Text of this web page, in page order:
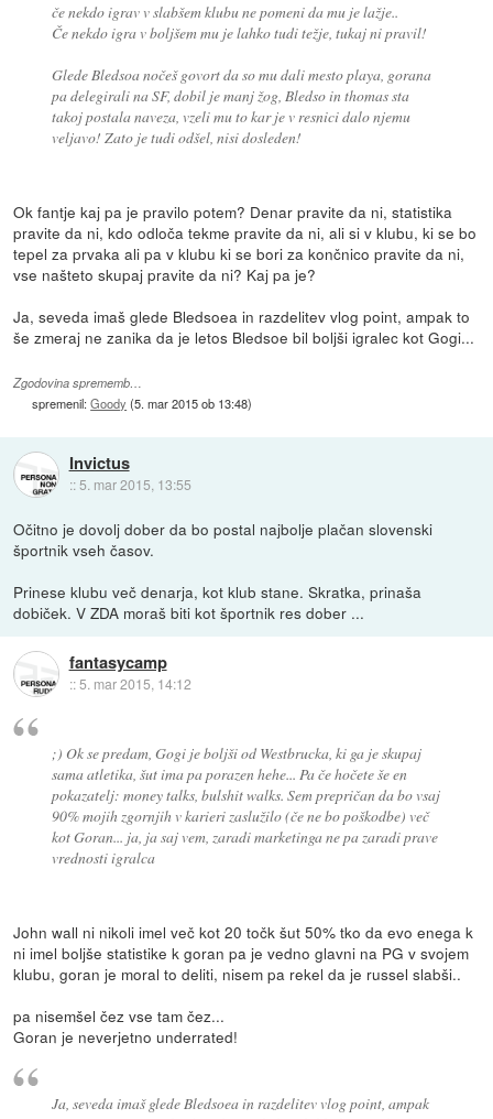
če nekdo igrav v slabšem klubu ne pomeni da mu je lažje..
Če nekdo igra v boljšem mu je lahko tudi težje, tukaj ni pravil!
Glede Bledsoa nočeš govort da so mu dali mesto playa, gorana
pa delegirali na SF, dobil je manj žog, Bledso in thomas sta
takoj postala naveza, vzeli mu to kar je v resnici dalo njemu
veljavo! Zato je tudi odšel, nisi dosleden!
Ok fantje kaj pa je pravilo potem? Denar pravite da ni, statistika
pravite da ni, kdo odloča tekme pravite da ni, ali si v klubu, ki se bo
tepel za prvaka ali pa v klubu ki se bori za končnico pravite da ni,
vse našteto skupaj pravite da ni? Kaj pa je?
Ja, seveda imaš glede Bledsoea in razdelitev vlog point, ampak to
še zmeraj ne zanika da je letos Bledsoe bil boljši igralec kot Gogi...
Zgodovina sprememb…
spremenil:Goody (5. mar 2015 ob 13:48)
Invictus
:: 5. mar 2015, 13:55
Očitno je dovolj dober da bo postal najbolje plačan slovenski
športnik vseh časov.
Prinese klubu več denarja, kot klub stane. Skratka, prinaša
dobiček. V ZDA moraš biti kot športnik res dober ...
fantasycamp
::5. mar 2015, 14:12
;) Ok se predam, Gogi je boljši od Westbrucka, ki ga je skupaj
sama atletika, šut ima pa porazen hehe... Pa če hočete še en
pokazatelj: money talks, bulshit walks. Sem prepričan da bo vsaj
90% mojih zgornjih v karieri zaslužilo (če ne bo poškodbe) več
kot Goran... ja, ja saj vem, zaradi marketinga ne pa zaradi prave
vrednosti igralca
John wall ni nikoli imel več kot 20 točk šut 50% tko da evo enega k
ni imel boljše statistike k goran pa je vedno glavni na PG v svojem
klubu, goran je moral to deliti, nisem pa rekel da je russel slabši..
pa nisemšel čez vse tam čez...
Goran je neverjetno underrated!
Ja, seveda imaš glede Bledsoea in razdelitev vlog point, ampak